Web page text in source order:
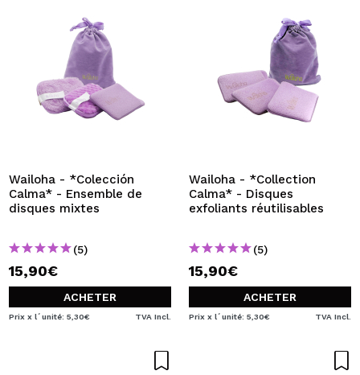
Wailoha - *Colección
Calma* - Ensemble de
disques mixtes
(5)
15,90€
ACHETER
Prix x l´unité: 5,30€ TVA Incl.
Wailoha - *Collection
Calma* - Disques
exfoliants réutilisables
(5)
15,90€
ACHETER
Prix x l´unité: 5,30€ TVA Incl.